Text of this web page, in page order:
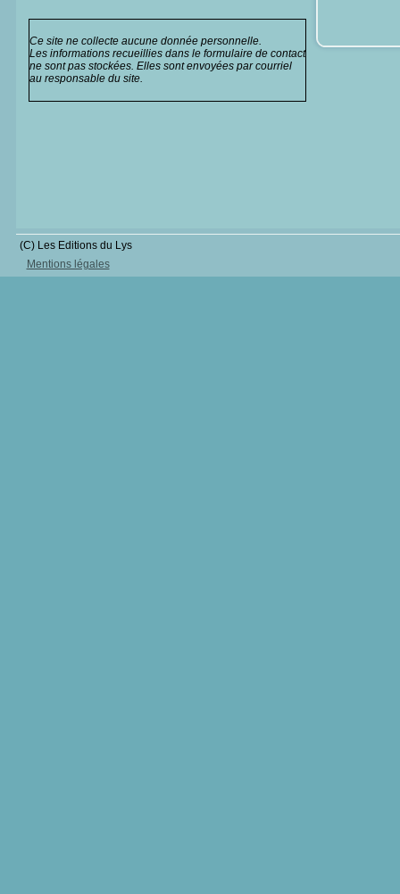
Ce site ne collecte aucune donnée personnelle.
Les informations recueillies dans le formulaire de contact
ne sont pas stockées. Elles sont envoyées par courriel
au responsable du site.
(C) Les Editions du Lys
Mentions légales